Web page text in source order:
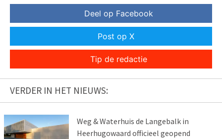
Deel op Facebook
Post op X
Tip de redactie
VERDER IN HET NIEUWS:
Weg & Waterhuis de Langebalk in
Heerhugowaard officieel geopend